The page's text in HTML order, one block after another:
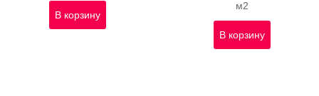
В корзину
м2
В корзину